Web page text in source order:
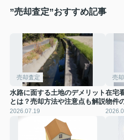
”売却査定”おすすめ記事
売却査定
水路に面する土地のデメリット
とは？売却方法や注意点も解説
2026.07.19
売
在宅
物件